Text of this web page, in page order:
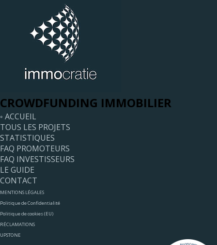
CROWDFUNDING IMMOBILIER
◦ ACCUEIL
TOUS LES PROJETS
STATISTIQUES
FAQ PROMOTEURS
FAQ INVESTISSEURS
LE GUIDE
CONTACT
MENTIONS LÉGALES
Politique de Confidentialité
Politique de cookies (EU)
RÉCLAMATIONS
UPSTONE